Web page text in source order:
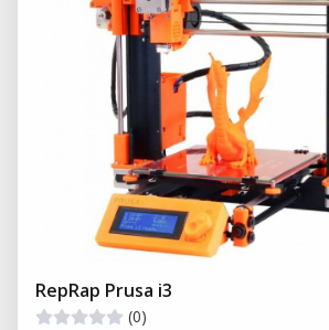
RepRap Prusa i3
(0)